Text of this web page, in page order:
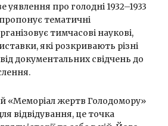
про голодні 1932–1933
тематичні
тимчасові наукові,
які розкривають різні
документальних свідчень до
«Меморіал жертв Голодомору»
відвідування, це точка